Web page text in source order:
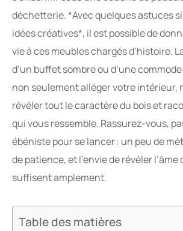
déchetterie. *Avec quelques astuces
idées créatives*, il est possible de
vie à ces meubles chargés d’histoire.
d’un buffet sombre ou d’une
non seulement alléger votre intérieur,
révéler tout le caractère du bois et
qui vous ressemble. Rassurez-vous,
ébéniste pour se lancer : un peu de
de patience, et l’envie de révéler l’âme
suffisent amplement.
Table des matières